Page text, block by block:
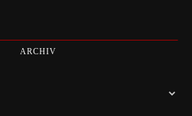
ARCHIV